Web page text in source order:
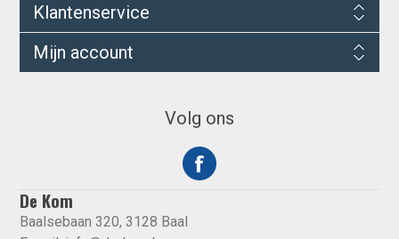
Klantenservice
Mijn account
Volg ons
De Kom
Baalsebaan 320, 3128 Baal